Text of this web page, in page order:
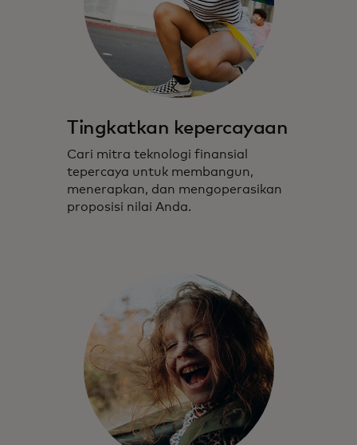
Tingkatkan kepercayaan
Cari mitra teknologi finansial
tepercaya untuk membangun,
menerapkan, dan mengoperasikan
proposisi nilai Anda.